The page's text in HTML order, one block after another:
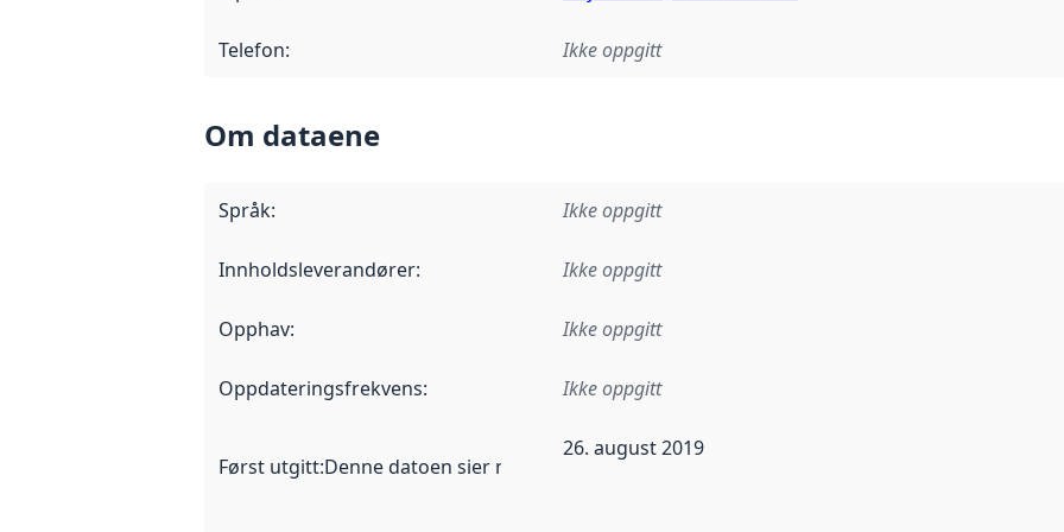
Telefon: Ikke oppgitt
Om dataene
Språk: Ikke oppgitt
Innholdsleverandører: Ikke oppgitt
Opphav: Ikke oppgitt
Oppdateringsfrekvens: Ikke oppgitt
Først utgitt:Denne datoen sier når dataene i dette datasettet første gang ble utgitt. Det kan
26. august 2019